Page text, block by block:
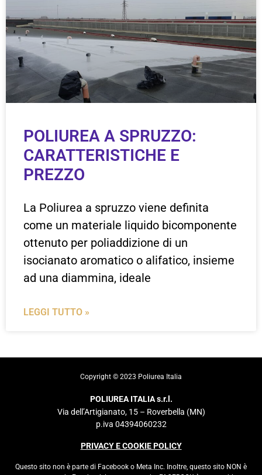
POLIUREA A SPRUZZO:
CARATTERISTICHE E
PREZZO
La Poliurea a spruzzo viene definita
come un materiale liquido bicomponente
ottenuto per poliaddizione di un
isocianato aromatico o alifatico, insieme
ad una diammina, ideale
LEGGI TUTTO »
Copyright ©️ 2023 Poliurea Italia
POLIUREA ITALIA s.r.l.
Via dell’Artigianato, 15 – Roverbella (MN)
p.iva 04394060232
PRIVACY E COOKIE POLICY
Questo sito non è parte di Facebook o Meta Inc. Inoltre, questo sito NON è